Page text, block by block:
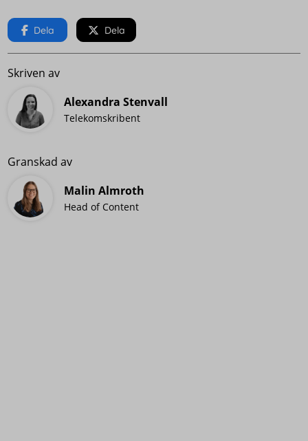
Dela Dela
Skriven av
Alexandra Stenvall
Telekomskribent
Granskad av
Malin Almroth
Head of Content